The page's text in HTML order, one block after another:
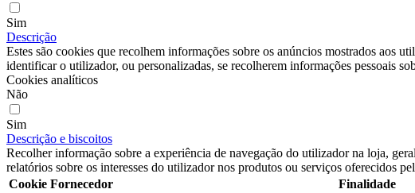
Sim
Descrição
Estes são cookies que recolhem informações sobre os anúncios mostrados aos
identificar o utilizador, ou personalizadas, se recolherem informações pessoais
Cookies analíticos
Não
Sim
Descrição e biscoitos
Recolher informação sobre a experiência de navegação do utilizador na loja,
relatórios sobre os interesses do utilizador nos produtos ou serviços oferecidos
Cookie Fornecedor Finalidade